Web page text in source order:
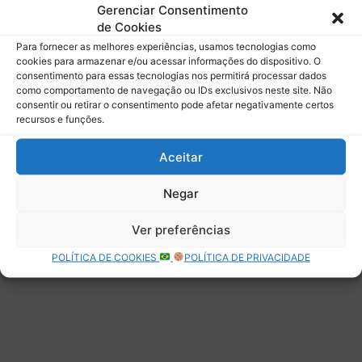
Gerenciar Consentimento
de Cookies
Para fornecer as melhores experiências, usamos tecnologias como
cookies para armazenar e/ou acessar informações do dispositivo. O
consentimento para essas tecnologias nos permitirá processar dados
como comportamento de navegação ou IDs exclusivos neste site. Não
consentir ou retirar o consentimento pode afetar negativamente certos
recursos e funções.
Aceitar
Negar
Ver preferências
POLÍTICA DE COOKIES POLÍTICA DE PRIVACIDADE
Assinar
Deixe uma resposta